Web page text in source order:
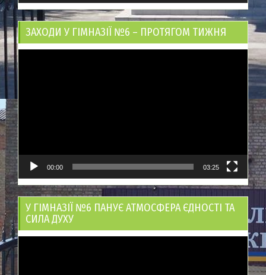
ЗАХОДИ У ГІМНАЗІЇ №6 – ПРОТЯГОМ ТИЖНЯ
00:00 03:25
У ГІМНАЗІЇ №6 ПАНУЄ АТМОСФЕРА ЄДНОСТІ ТА
СИЛА ДУХУ